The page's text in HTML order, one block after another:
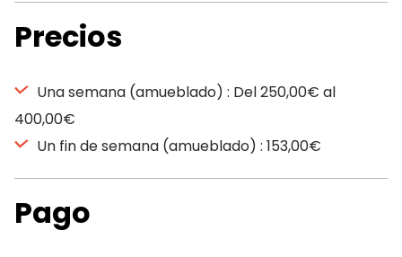
Precios
Una semana (amueblado) : Del 250,00€ al
400,00€
Un fin de semana (amueblado) : 153,00€
Pago